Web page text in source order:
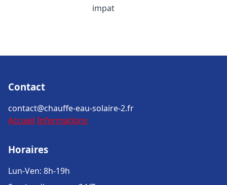
impat
Contact
contact@chauffe-eau-solaire-2.fr
Accueil Informations
Horaires
Lun-Ven: 8h-19h